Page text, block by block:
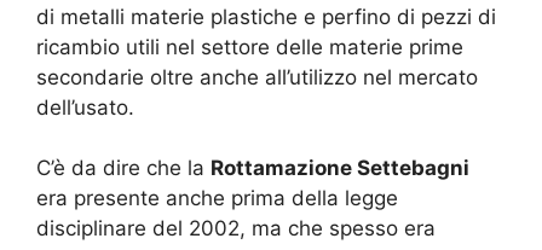
di metalli materie plastiche e perfino di pezzi di
ricambio utili nel settore delle materie prime
secondarie oltre anche all’utilizzo nel mercato
dell’usato.
C’è da dire che la Rottamazione Settebagni
era presente anche prima della legge
disciplinare del 2002, ma che spesso era